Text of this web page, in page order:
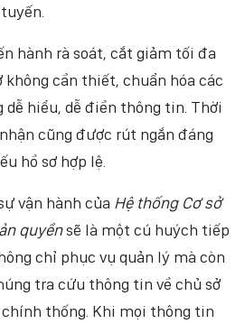
hành rà soát, cắt giảm tối đa
không cần thiết, chuẩn hóa các
hiểu, dễ điền thông tin. Thời
cũng được rút ngắn đáng
hồ sơ hợp lệ.
vận hành của Hệ thống Cơ sở
quyềnsẽ là một cú huých tiếp
chỉ phục vụ quản lý mà còn
tra cứu thông tin về chủ sở
thống. Khi mọi thông tin